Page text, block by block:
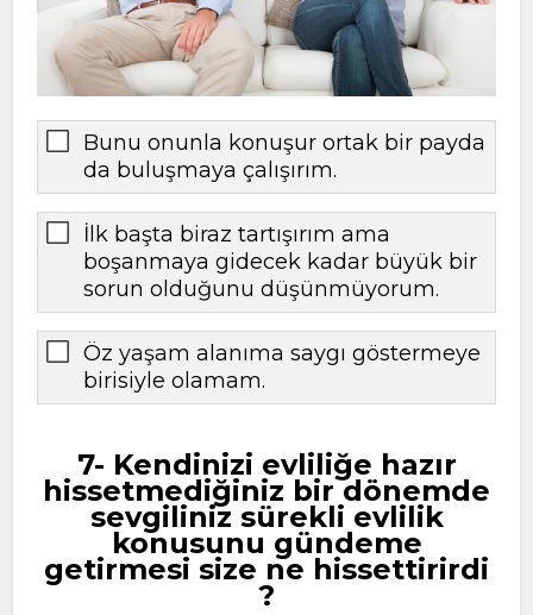
Bunu onunla konuşur ortak bir payda
da buluşmaya çalışırım.
İlk başta biraz tartışırım ama
boşanmaya gidecek kadar büyük bir
sorun olduğunu düşünmüyorum.
Öz yaşam alanıma saygı göstermeye
birisiyle olamam.
7- Kendinizi evliliğe hazır
hissetmediğiniz bir dönemde
sevgiliniz sürekli evlilik
konusunu gündeme
getirmesi size ne hissettirirdi
?